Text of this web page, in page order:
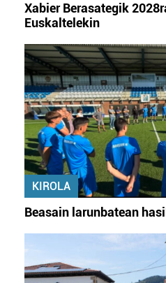
Xabier Berasategik
Euskaltelekin
KIROLA
Beasain larunbatean